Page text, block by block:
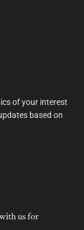
of your interest
based on
us for